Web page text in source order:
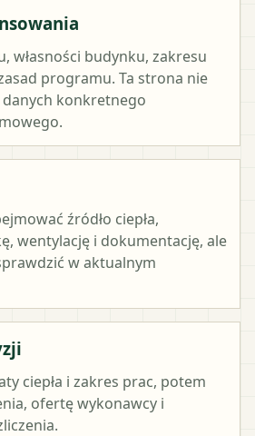
własności budynku, zakresu
programu. Ta strona nie
konkretnego
źródło ciepła,
wentylację i dokumentację, ale
w aktualnym
ciepła i zakres prac, potem
ofertę wykonawcy i